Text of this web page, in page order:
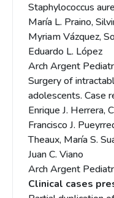
Staphylococcus
María L. Praino,
Myriam Vázquez,
Eduardo L. López
Arch Argent
Surgery of
adolescents. Case
Enrique J. Herrera,
Francisco J.
Theaux, María S.
Juan C. Viano
Arch Argent
Clinical cases